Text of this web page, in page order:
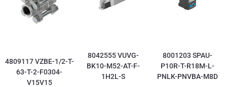
4809117 VZBE-1/2-T-
63-T-2-F0304-
V15V15
8042555 VUVG-
BK10-M52-AT-F-
1H2L-S
8001203 SPAU-
P10R-T-R18M-L-
PNLK-PNVBA-M8D